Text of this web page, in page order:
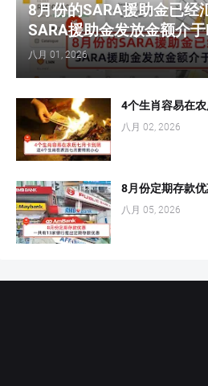
8月份的SARA援助金已经
SARA援助金发放金额介
八月 01, 2026
4个生肖容易在农
八月 02, 2026
8月份定期存款
八月 05, 2026